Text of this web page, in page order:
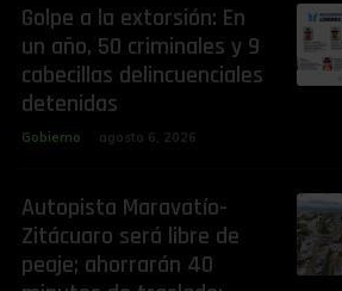
Golpe a la extorsión: En
un año, 50 criminales y 9
cabecillas delincuenciales
detenidas
Gobierno agosto 6, 2026
Autopista Maravatío-
Zitácuaro será libre de
peaje; ahorrarán 40